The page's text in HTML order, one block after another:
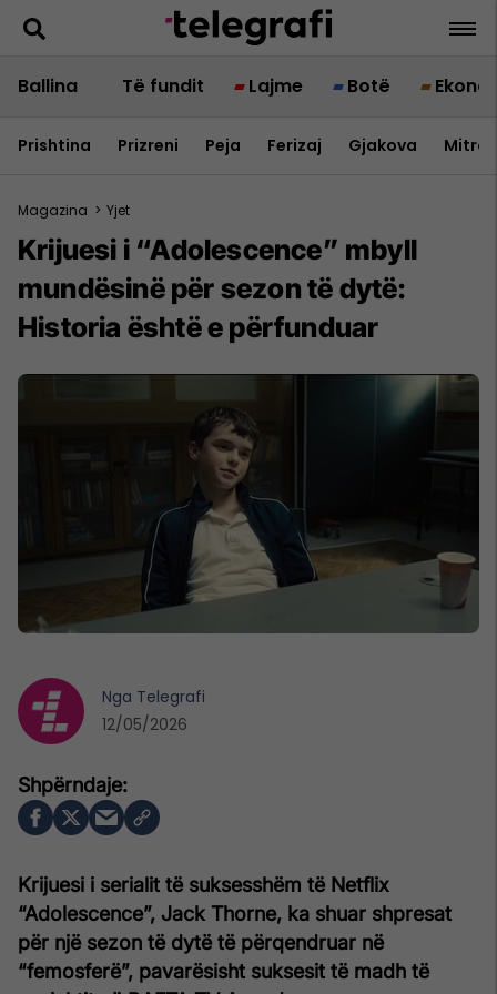
Ballina Të fundit Lajme Botë
Prishtina Prizreni Peja Ferizaj Gjakova
Magazina > Yjet
Krijuesi i “Adolescence” mbyll
mundësinë për sezon të dytë:
Historia është e përfunduar
Krijuesi i serialit të suksesshëm të Netflix
“Adolescence”, Jack Thorne, ka shuar shpresat
për një sezon të dytë të përqendruar në
“femosferë”, pavarësisht suksesit të madh të
Nga Telegrafi
12/05/2026